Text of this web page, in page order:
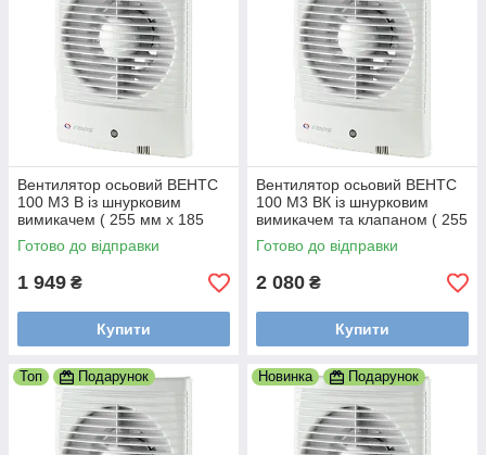
Вентилятор осьовий ВЕНТС
100 М3 В із шнурковим
вимикачем ( 255 мм х 185
мм)
Готово до відправки
1 949 ₴
Купити
Вентилятор осьовий ВЕНТС
100 М3 ВК із шнурковим
вимикачем та клапаном ( 255
мм х 185 мм)
Готово до відправки
2 080 ₴
Купити
Топ Подарунок Новинка Подарунок